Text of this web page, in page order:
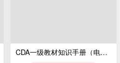
CDA一级教材知识手册（电子版）